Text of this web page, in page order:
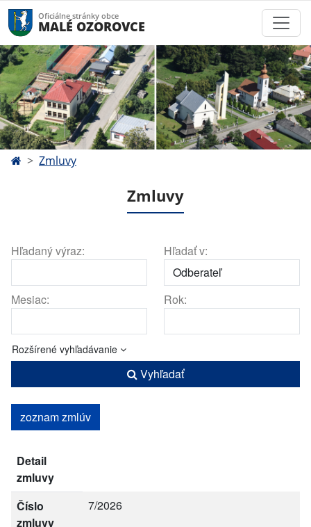
Oficiálne stránky obce
MALÉ OZOROVCE
Zmluvy
Zmluvy
Hľadaný výraz: Hľadať v:
Mesiac: Rok:
Rozšírené vyhľadávanie
Vyhľadať
zoznam zmlúv
Detail
zmluvy
Číslo
zmluvy
7/2026